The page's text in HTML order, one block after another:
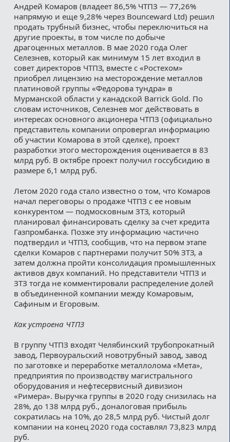
Андрей Комаров (владеет 86,5% ЧТПЗ — 77,26%
напрямую и еще 9,28% через Bounceward Ltd) решил
продать трубный бизнес, чтобы переключиться на
другие проекты, в том числе по добыче
драгоценных металлов. В мае 2020 года Олег
Селезнев, который как минимум 15 лет входил в
совет директоров ЧТПЗ, вместе с «Ростехом»
приобрел лицензию на месторождение металлов
платиновой группы «Федорова тундра» в
Мурманской области у канадской Barrick Gold. По
словам источников, Селезнев мог действовать в
интересах основного акционера ЧТПЗ (официально
представитель компании опровергал информацию
об участии Комарова в этой сделке), проект
разработки этого месторождения оценивается в 83
млрд руб. В октябре проект получил госсубсидию в
размере 6,1 млрд руб.
Летом 2020 года стало известно о том, что Комаров
начал переговоры о продаже ЧТПЗ с ее новым
конкурентом — подмосковным ЗТЗ, который
планировал финансировать сделку за счет кредита
Газпромбанка. Позже эту информацию частично
подтвердил и ЧТПЗ, сообщив, что на первом этапе
сделки Комаров с партнерами получит 50% ЗТЗ, а
затем должна пройти консолидация промышленных
активов двух компаний. Но представители ЧТПЗ и
ЗТЗ тогда не комментировали распределение долей
в объединенной компании между Комаровым,
Сафиным и Егоровым.
Как устроена ЧТПЗ
В группу ЧТПЗ входят Челябинский трубопрокатный
завод, Первоуральский новотрубный завод, завод
по заготовке и переработке металлолома «Мета»,
предприятия по производству магистрального
оборудования и нефтесервисный дивизион
«Римера». Выручка группы в 2020 году снизилась на
28%, до 138 млрд руб., доналоговая прибыль
сократилась на 10%, до 28,5 млрд руб. Чистый долг
компании на конец 2020 года составлял 73,823 млрд
руб.